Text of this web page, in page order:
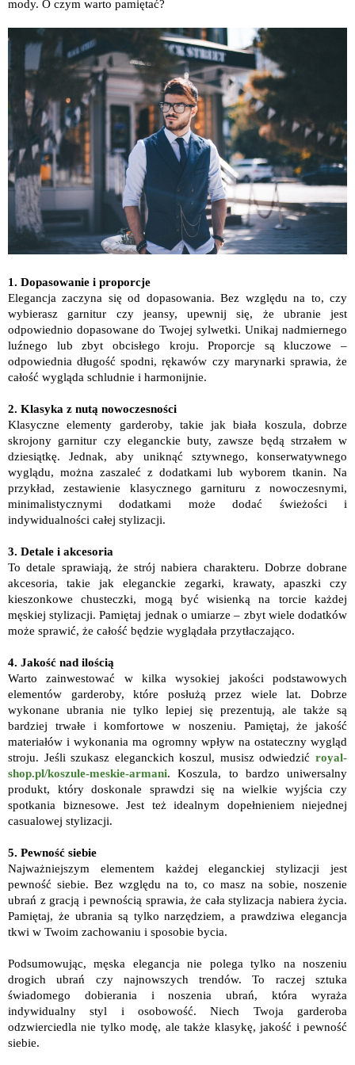
mody. O czym warto pamiętać?
1. Dopasowanie i proporcje
Elegancja zaczyna się od dopasowania. Bez względu na to, czy
wybierasz garnitur czy jeansy, upewnij się, że ubranie jest
odpowiednio dopasowane do Twojej sylwetki. Unikaj nadmiernego
luźnego lub zbyt obcisłego kroju. Proporcje są kluczowe –
odpowiednia długość spodni, rękawów czy marynarki sprawia, że
całość wygląda schludnie i harmonijnie.
2. Klasyka z nutą nowoczesności
Klasyczne elementy garderoby, takie jak biała koszula, dobrze
skrojony garnitur czy eleganckie buty, zawsze będą strzałem w
dziesiątkę. Jednak, aby uniknąć sztywnego, konserwatywnego
wyglądu, można zaszaleć z dodatkami lub wyborem tkanin. Na
przykład, zestawienie klasycznego garnituru z nowoczesnymi,
minimalistycznymi dodatkami może dodać świeżości i
indywidualności całej stylizacji.
3. Detale i akcesoria
To detale sprawiają, że strój nabiera charakteru. Dobrze dobrane
akcesoria, takie jak eleganckie zegarki, krawaty, apaszki czy
kieszonkowe chusteczki, mogą być wisienką na torcie każdej
męskiej stylizacji. Pamiętaj jednak o umiarze – zbyt wiele dodatków
może sprawić, że całość będzie wyglądała przytłaczająco.
4. Jakość nad ilością
Warto zainwestować w kilka wysokiej jakości podstawowych
elementów garderoby, które posłużą przez wiele lat. Dobrze
wykonane ubrania nie tylko lepiej się prezentują, ale także są
bardziej trwałe i komfortowe w noszeniu. Pamiętaj, że jakość
materiałów i wykonania ma ogromny wpływ na ostateczny wygląd
stroju. Jeśli szukasz eleganckich koszul, musisz odwiedzić royal-
shop.pl/koszule-meskie-armani. Koszula, to bardzo uniwersalny
produkt, który doskonale sprawdzi się na wielkie wyjścia czy
spotkania biznesowe. Jest też idealnym dopełnieniem niejednej
casualowej stylizacji.
5. Pewność siebie
Najważniejszym elementem każdej eleganckiej stylizacji jest
pewność siebie. Bez względu na to, co masz na sobie, noszenie
ubrań z gracją i pewnością sprawia, że ​​cała stylizacja nabiera życia.
Pamiętaj, że ubrania są tylko narzędziem, a prawdziwa elegancja
tkwi w Twoim zachowaniu i sposobie bycia.
Podsumowując, męska elegancja nie polega tylko na noszeniu
drogich ubrań czy najnowszych trendów. To raczej sztuka
świadomego dobierania i noszenia ubrań, która wyraża
indywidualny styl i osobowość. Niech Twoja garderoba
odzwierciedla nie tylko modę, ale także klasykę, jakość i pewność
siebie.